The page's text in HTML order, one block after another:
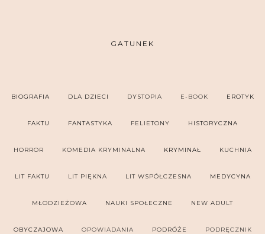
GATUNEK
BIOGRAFIA DLA DZIECI DYSTOPIA E-BOOK EROTYK
FAKTU FANTASTYKA FELIETONY HISTORYCZNA
HORROR KOMEDIA KRYMINALNA KRYMINAŁ KUCHNIA
LIT FAKTU LIT PIĘKNA LIT WSPÓŁCZESNA MEDYCYNA
MŁODZIEŻOWA NAUKI SPOŁECZNE NEW ADULT
OBYCZAJOWA OPOWIADANIA PODRÓŻE PODRĘCZNIK